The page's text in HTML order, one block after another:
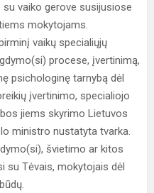
vaiko gerove susijusiose
mokytojams.
vaikų specialiųjų
procese, įvertinimą,
psichologinę tarnybą dėl
įvertinimo, specialiojo
jiems skyrimo Lietuvos
ministro nustatyta tvarka.
švietimo ar kitos
su Tėvais, mokytojais dėl